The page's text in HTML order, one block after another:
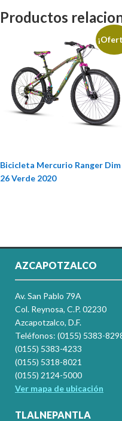
Productos
Bicicleta Mercurio Ranger Dim
26 Verde 2020
AZCAPOTZALCO
Av. San Pablo 79A
Col. Reynosa, C.P. 02230
Azcapotzalco, D.F.
Teléfonos: (0155) 5383-
(0155) 5383-4233
(0155) 5318-8021
(0155) 2124-5000
Ver mapa de ubicación
TLALNEPANTLA